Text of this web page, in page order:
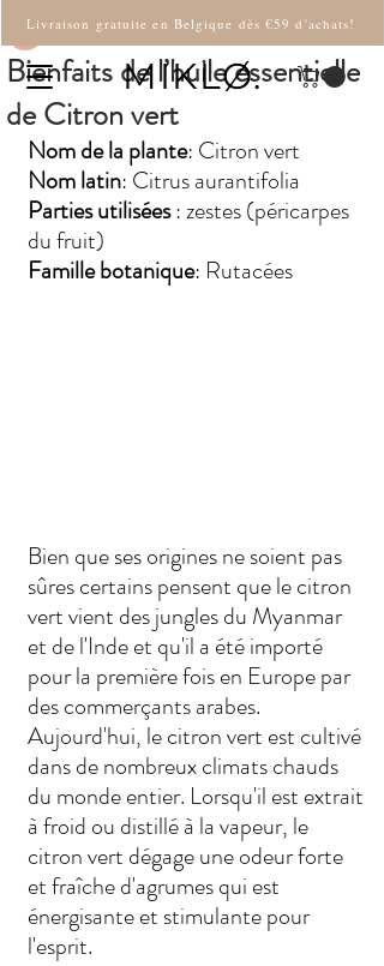
Livraison gratuite en Belgique dès €59 d'achats!
MIKLØ.
Bienfaits de l’huile essentielle
de Citron vert
Martina
Nom de la plante: Citron vert
Nom latin: Citrus aurantifolia
Parties utilisées : zestes (péricarpes
du fruit)
Famille botanique: Rutacées
Bien que ses origines ne soient pas
sûres certains pensent que le citron
vert vient des jungles du Myanmar
et de l'Inde et qu'il a été importé
pour la première fois en Europe par
des commerçants arabes.
Aujourd'hui, le citron vert est cultivé
dans de nombreux climats chauds
du monde entier. Lorsqu'il est extrait
à froid ou distillé à la vapeur, le
citron vert dégage une odeur forte
et fraîche d'agrumes qui est
énergisante et stimulante pour
l'esprit.